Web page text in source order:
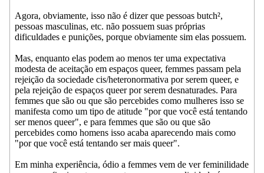
Agora, obviamente, isso não é dizer que pessoas butch²,
pessoas masculinas, etc. não possuem suas próprias
dificuldades e punições, porque obviamente sim elas possuem.
Mas, enquanto elas podem ao menos ter uma expectativa
modesta de aceitação em espaços queer, femmes passam pela
rejeição da sociedade cis/heteronormativa por serem queer, e
pela rejeição de espaços queer por serem desnaturades. Para
femmes que são ou que são percebides como mulheres isso se
manifesta como um tipo de atitude "por que você está tentando
ser menos queer", e para femmes que são ou que são
percebides como homens isso acaba aparecendo mais como
"por que você está tentando ser mais queer".
Em minha experiência, ódio a femmes vem de ver feminilidade